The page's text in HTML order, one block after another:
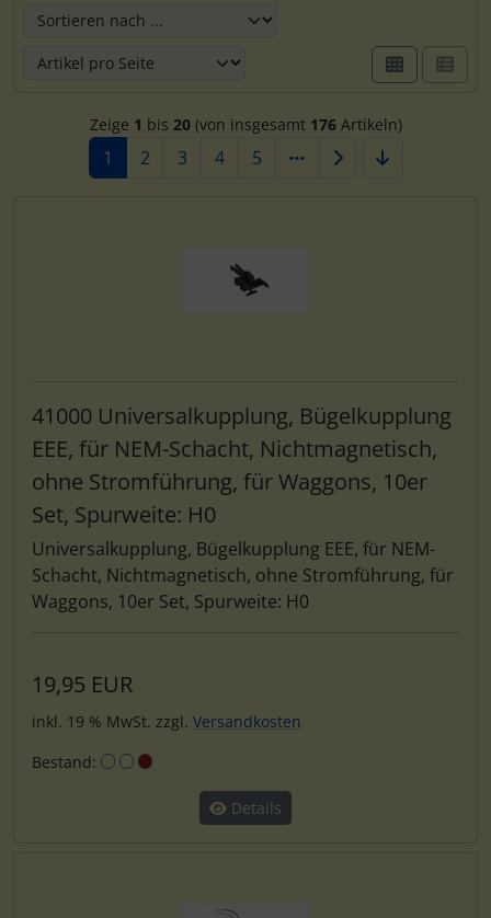
Zeige 1 bis 20(von insgesamt 176Artikeln)
1 2 3 4 5
41000 Universalkupplung, Bügelkupplung
EEE, für NEM-Schacht, Nichtmagnetisch,
ohne Stromführung, für Waggons, 10er
Set, Spurweite: H0
Universalkupplung, Bügelkupplung EEE, für NEM-
Schacht, Nichtmagnetisch, ohne Stromführung, für
Waggons, 10er Set, Spurweite: H0
19,95 EUR
inkl. 19 % MwSt. zzgl. Versandkosten
Bestand:
Details